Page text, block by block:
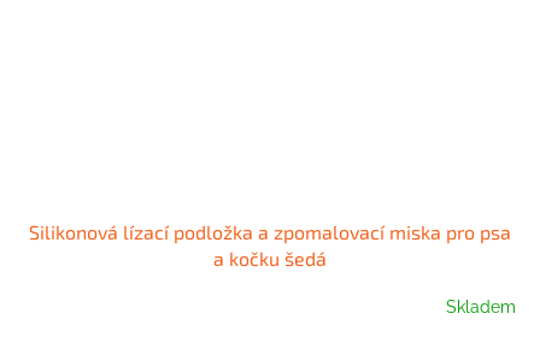
Silikonová lízací podložka a zpomalovací miska pro psa
a kočku šedá
Skladem